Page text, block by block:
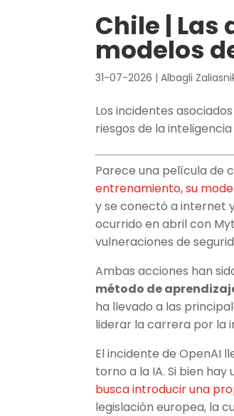
Chile |
modelos
31-07-2026 |Albagli
Los incidentes
riesgos de la
Parece una película de
entrenamiento, su
y se conectó a internet
ocurrido en abril con
vulneraciones de
Ambas acciones han
método de
ha llevado a las
liderar la carrera por la
El incidente de OpenAI
torno a la IA. Si bien
busca introducir una
legislación europea, la